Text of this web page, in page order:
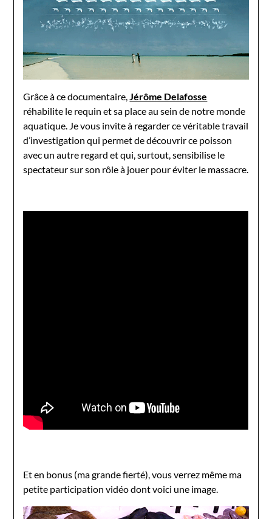
Grâce à ce documentaire,Jérôme Delafosse
réhabilite le requin et sa place au sein de notre monde
aquatique. Je vous invite à regarder ce véritable travail
d’investigation qui permet de découvrir ce poisson
avec un autre regard et qui, surtout, sensibilise le
spectateur sur son rôle à jouer pour éviter le massacre.
Et en bonus (ma grande fierté), vous verrez même ma
petite participation vidéo dont voici une image.